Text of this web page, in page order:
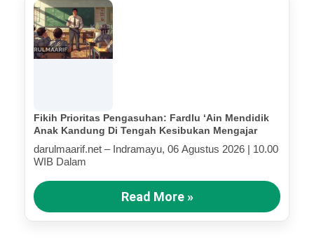
Fikih Prioritas Pengasuhan: Fardlu ‘Ain Mendidik
Anak Kandung Di Tengah Kesibukan Mengajar
darulmaarif.net – Indramayu, 06 Agustus 2026 | 10.00
WIB Dalam
Read More »